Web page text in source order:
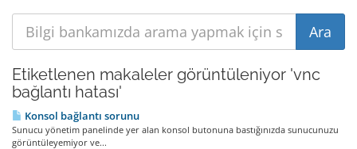
Etiketlenen makaleler görüntüleniyor 'vnc
bağlantı hatası'
Konsol bağlantı sorunu
Sunucu yönetim panelinde yer alan konsol butonuna bastığınızda sunucunuzu
görüntüleyemiyor ve...